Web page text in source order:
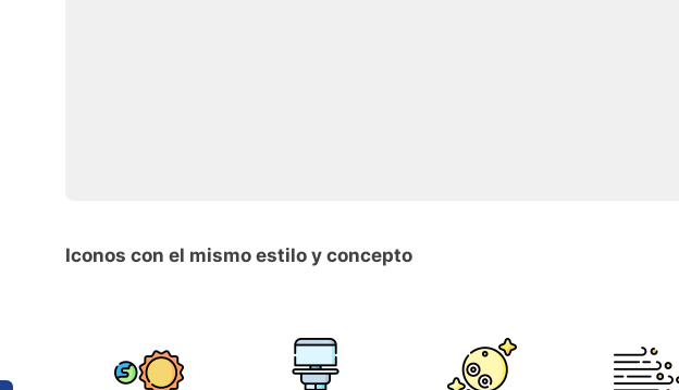
Iconos con el mismo estilo y concepto